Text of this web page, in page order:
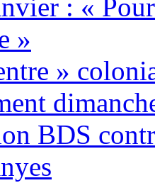
: «
»
»
BDS